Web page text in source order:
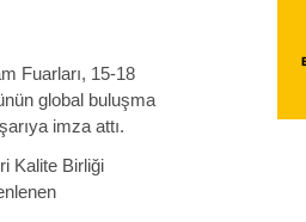
Fuarları, 15-18
global buluşma
imza attı.
Kalite Birliği